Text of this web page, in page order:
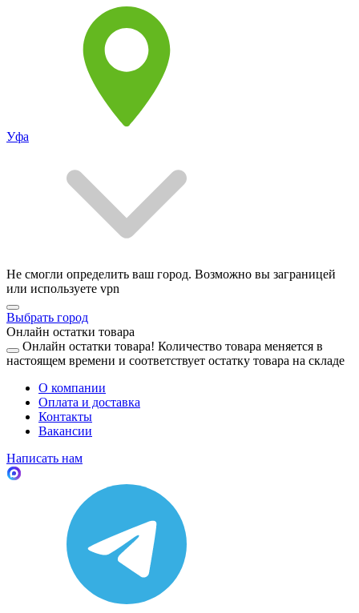
Уфа
Не смогли определить ваш город. Возможно вы заграницей
или используете vpn
Выбрать город
Онлайн остатки товара
Онлайн остатки товара! Количество товара меняется в
настоящем времени и соответствует остатку товара на складе
О компании
Оплата и доставка
Контакты
Вакансии
Написать нам